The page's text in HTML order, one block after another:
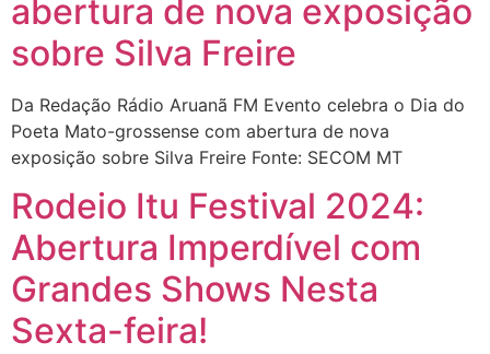
abertura de nova exposição
sobre Silva Freire
Da Redação Rádio Aruanã FM Evento celebra o Dia do
Poeta Mato-grossense com abertura de nova
exposição sobre Silva Freire Fonte: SECOM MT
Rodeio Itu Festival 2024:
Abertura Imperdível com
Grandes Shows Nesta
Sexta-feira!